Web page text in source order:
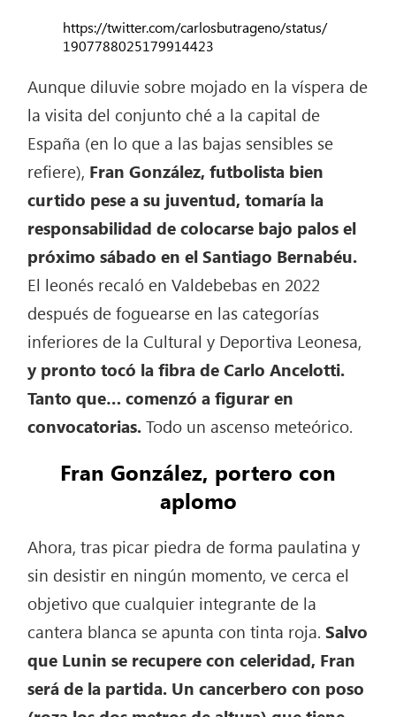
https://twitter.com/carlosbutrageno/status/
1907788025179914423
Aunque diluvie sobre mojado en la víspera de
la visita del conjunto ché a la capital de
España (en lo que a las bajas sensibles se
refiere), Fran González, futbolista bien
curtido pese a su juventud, tomaría la
responsabilidad de colocarse bajo palos el
próximo sábado en el Santiago Bernabéu.
El leonés recaló en Valdebebas en 2022
después de foguearse en las categorías
inferiores de la Cultural y Deportiva Leonesa,
y pronto tocó la fibra de Carlo Ancelotti.
Tanto que… comenzó a figurar en
convocatorias.Todo un ascenso meteórico.
Fran González, portero con
aplomo
Ahora, tras picar piedra de forma paulatina y
sin desistir en ningún momento, ve cerca el
objetivo que cualquier integrante de la
cantera blanca se apunta con tinta roja. Salvo
que Lunin se recupere con celeridad, Fran
será de la partida. Un cancerbero con poso